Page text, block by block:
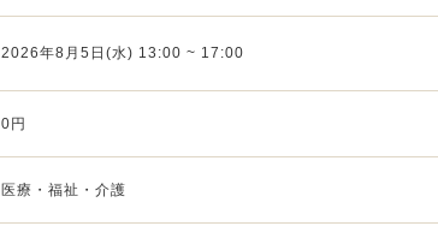
2026年8月5日(水) 13:00 ~ 17:00
0円
医療・福祉・介護